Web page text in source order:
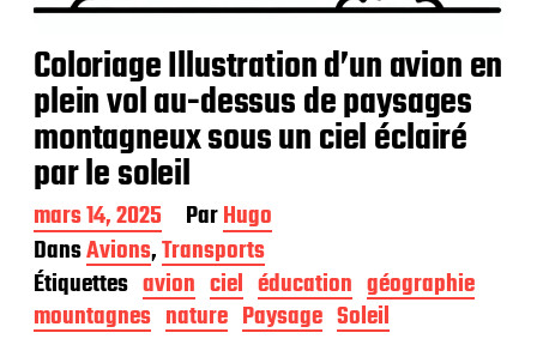
Coloriage Illustration d’un avion en
plein vol au-dessus de paysages
montagneux sous un ciel éclairé
par le soleil
D
a
t
e
d
e
mars 14, 2025 ParHugo
DansAvions,Transports
Étiquettes avion ciel éducation géographie
mountagnes nature Paysage Soleil